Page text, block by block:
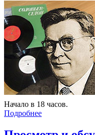
Начало в 18 часов.
Подробнее